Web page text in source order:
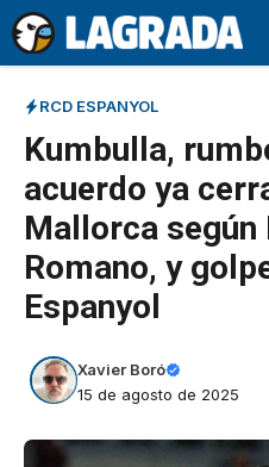
Saltar
al
contenido
RCD ESPANYOL
Kumbulla,
acuerdo ya
Mallorca según
Romano, y
Espanyol
Xavier Boró
15 de agosto de 2025